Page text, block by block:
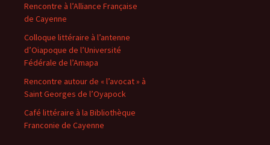
Rencontre à l’Alliance Française
de Cayenne
Colloque littéraire à l’antenne
d’Oiapoque de l’Université
Fédérale de l’Amapa
Rencontre autour de « l’avocat » à
Saint Georges de l’Oyapock
Café littéraire à la Bibliothèque
Franconie de Cayenne